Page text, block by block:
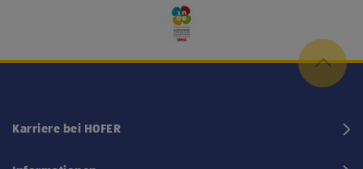
Karriere bei HOFER